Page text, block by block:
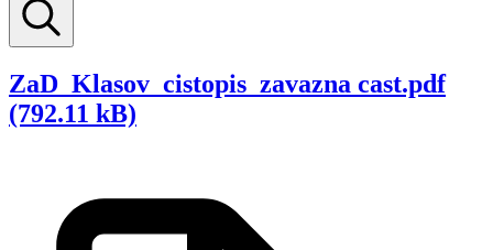
ZaD_Klasov_cistopis_zavazna cast.pdf
(792.11 kB)